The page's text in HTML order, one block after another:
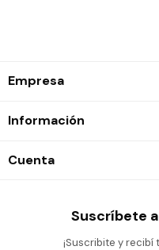
Empresa
Información
Cuenta
Suscríbete
¡Suscribite y